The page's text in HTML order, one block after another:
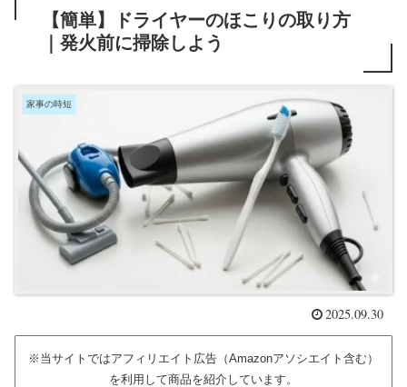
【簡単】ドライヤーのほこりの取り方
｜発火前に掃除しよう
家事の時短
2025.09.30
※当サイトではアフィリエイト広告（Amazonアソシエイト含む）
を利用して商品を紹介しています。